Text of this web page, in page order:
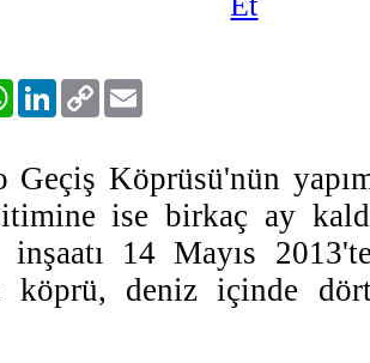
WhatsAppLinkedIn
Copy
Link
Köprüsü'nün
ise birkaç ay
14 Mayıs
köprü, deniz içinde